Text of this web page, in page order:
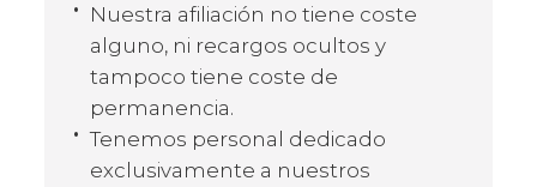
Nuestra afiliación no tiene coste
alguno, ni recargos ocultos y
tampoco tiene coste de
permanencia.
Tenemos personal dedicado
exclusivamente a nuestros